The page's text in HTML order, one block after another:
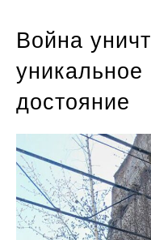
Война
достояние